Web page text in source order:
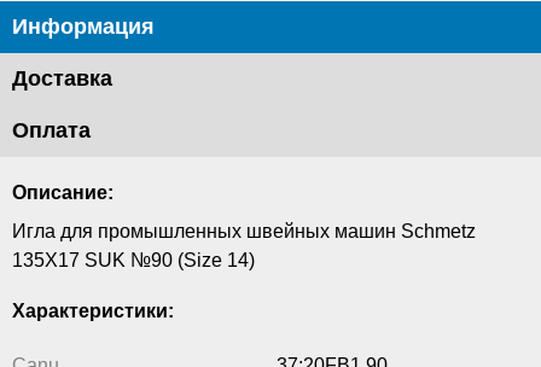
Информация
Доставка
Оплата
Описание:
Игла для промышленных швейных машин Schmetz
135X17 SUK №90 (Size 14)
Характеристики: